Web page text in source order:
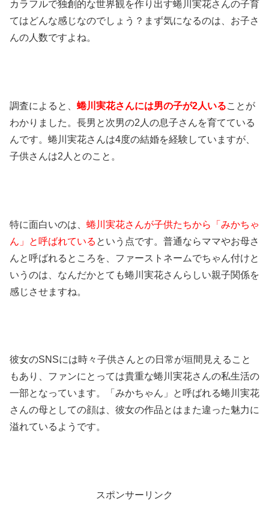
カラフルで独創的な世界観を作り出す蜷川実花さんの子育
てはどんな感じなのでしょう？まず気になるのは、お子さ
んの人数ですよね。
調査によると、 蜷川実花さんには男の子が2人いることが
わかりました。長男と次男の2人の息子さんを育てている
んです。蜷川実花さんは4度の結婚を経験していますが、
子供さんは2人とのこと。
特に面白いのは、 蜷川実花さんが子供たちから「みかちゃ
ん」と呼ばれている という点です。普通ならママやお母さ
んと呼ばれるところを、ファーストネームでちゃん付けと
いうのは、なんだかとても蜷川実花さんらしい親子関係を
感じさせますね。
彼女のSNSには時々子供さんとの日常が垣間見えること
もあり、ファンにとっては貴重な蜷川実花さんの私生活の
一部となっています。「みかちゃん」と呼ばれる蜷川実花
さんの母としての顔は、彼女の作品とはまた違った魅力に
溢れているようです。
スポンサーリンク